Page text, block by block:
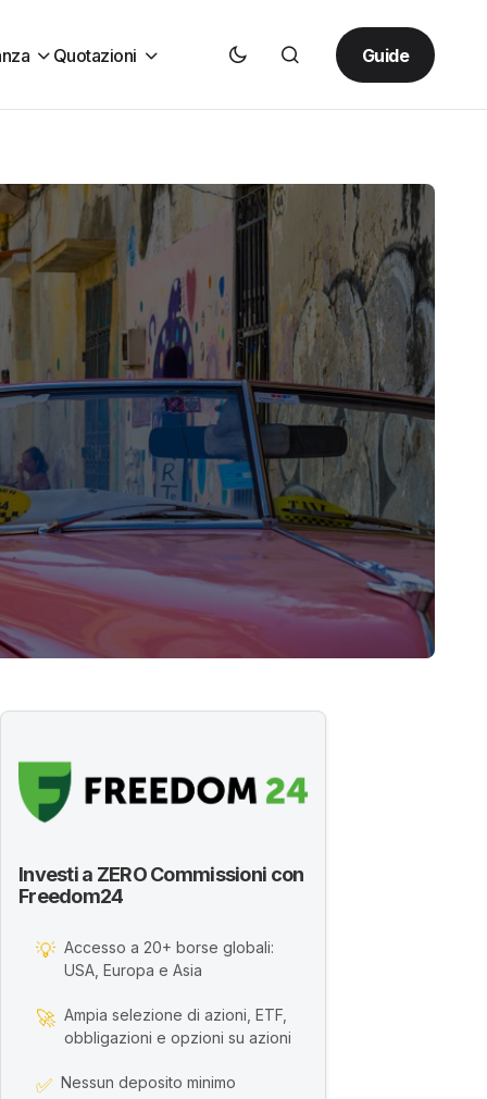
Quotazioni Guide
Investi a ZERO Commissioni con
Freedom24
💡 Accesso a 20+ borse globali:
USA, Europa e Asia
🚀 Ampia selezione di azioni, ETF,
obbligazioni e opzioni su azioni
✅ Nessun deposito minimo